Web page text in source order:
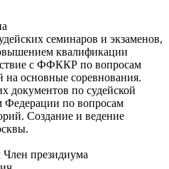
семинаров и экзаменов,
квалификации
с ФФККР по вопросам
на основные соревнования.
документов по судейской
Федерации по вопросам
Создание и ведение
Член президиума